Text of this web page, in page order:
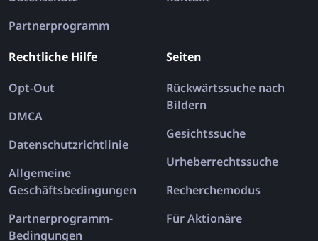
Partnerprogramm
Rechtliche Hilfe
Opt-Out
DMCA
Datenschutzrichtlinie
Allgemeine
Geschäftsbedingungen
Partnerprogramm-
Bedingungen
Seiten
Rückwärtssuche nach
Bildern
Gesichtssuche
Urheberrechtssuche
Recherchemodus
Für Aktionäre